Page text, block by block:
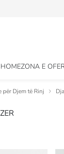
ZONA E
për Djem të Rinj